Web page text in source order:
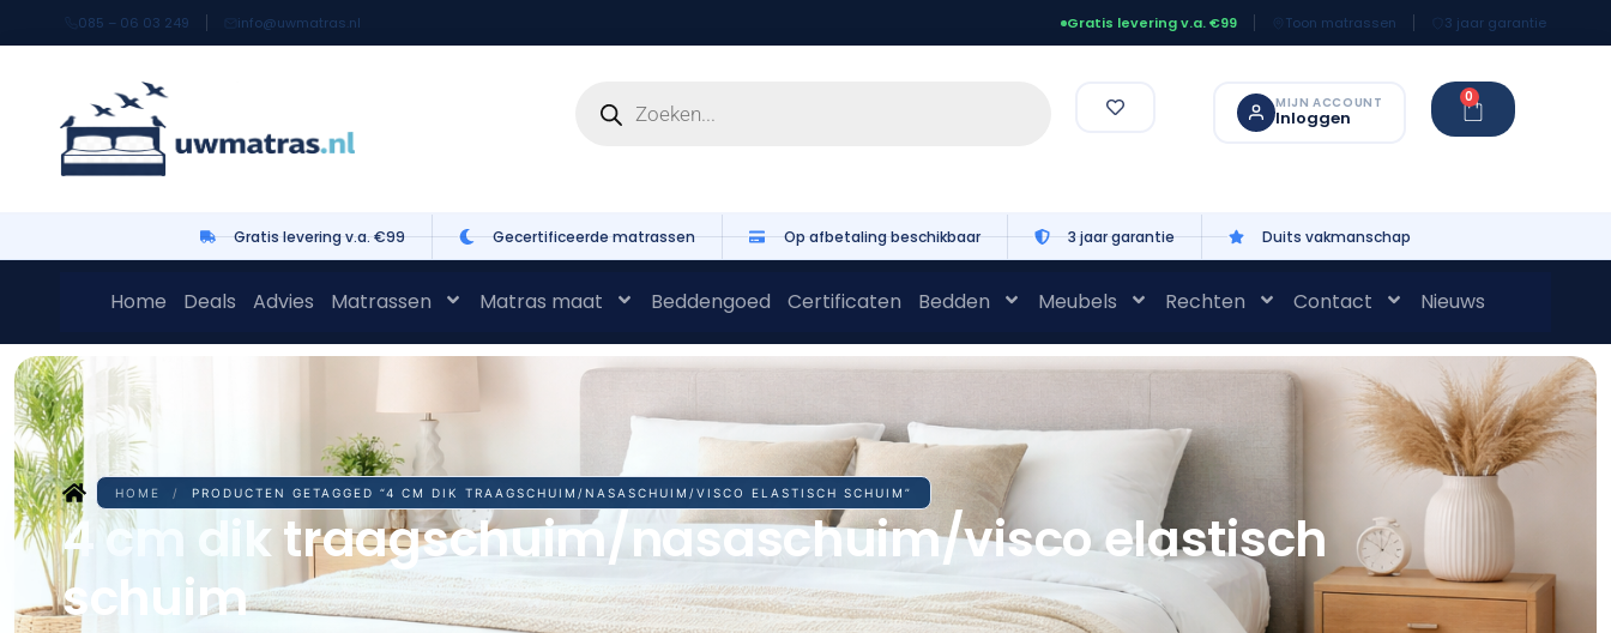
085 – 06 03 249 info@uwmatras.nl Gratis levering v.a. €99 Toon matrassen 3 jaar garantie
MIJN ACCOUNT
Inloggen
0
Gratis levering v.a. €99 Gecertificeerde matrassen Op afbetaling beschikbaar 3 jaar garantie Duits vakmanschap
Home Deals Advies Matrassen Matras maat Beddengoed Certificaten Bedden Meubels Rechten Contact Nieuws
HOME / PRODUCTEN GETAGGED “4 CM DIK TRAAGSCHUIM/NASASCHUIM/VISCO ELASTISCH SCHUIM”
4 cm dik traagschuim/nasaschuim/visco elastisch
schuim